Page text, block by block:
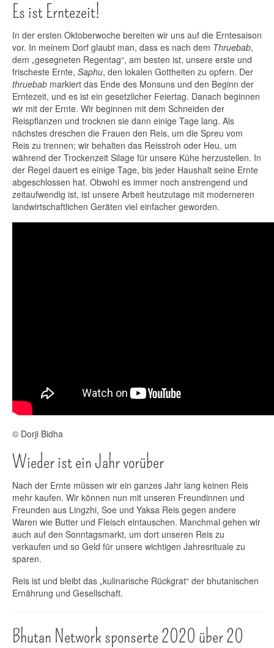
Es ist Erntezeit!
In der ersten Oktoberwoche bereiten wir uns auf die Erntesaison
vor. In meinem Dorf glaubt man, dass es nach dem Thruebab,
dem „gesegneten Regentag“, am besten ist, unsere erste und
frischeste Ernte, Saphu, den lokalen Gottheiten zu opfern. Der
thruebab markiert das Ende des Monsuns und den Beginn der
Erntezeit, und es ist ein gesetzlicher Feiertag. Danach beginnen
wir mit der Ernte. Wir beginnen mit dem Schneiden der
Reispflanzen und trocknen sie dann einige Tage lang. Als
nächstes dreschen die Frauen den Reis, um die Spreu vom
Reis zu trennen; wir behalten das Reisstroh oder Heu, um
während der Trockenzeit Silage für unsere Kühe herzustellen. In
der Regel dauert es einige Tage, bis jeder Haushalt seine Ernte
abgeschlossen hat. Obwohl es immer noch anstrengend und
zeitaufwendig ist, ist unsere Arbeit heutzutage mit moderneren
landwirtschaftlichen Geräten viel einfacher geworden.
© Dorji Bidha
Wieder ist ein Jahr vorüber
Nach der Ernte müssen wir ein ganzes Jahr lang keinen Reis
mehr kaufen. Wir können nun mit unseren Freundinnen und
Freunden aus Lingzhi, Soe und Yaksa Reis gegen andere
Waren wie Butter und Fleisch eintauschen. Manchmal gehen wir
auch auf den Sonntagsmarkt, um dort unseren Reis zu
verkaufen und so Geld für unsere wichtigen Jahresrituale zu
sparen.
Reis ist und bleibt das „kulinarische Rückgrat“ der bhutanischen
Ernährung und Gesellschaft.
Bhutan Network sponserte 2020 über 20